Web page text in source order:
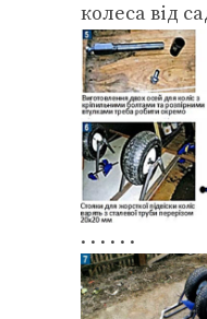
колеса від
. . . . . .